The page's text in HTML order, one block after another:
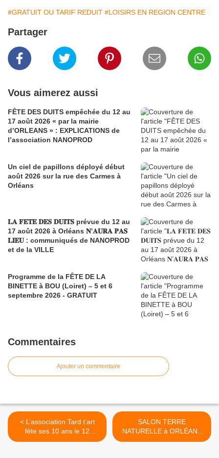
#GRATUIT OU TARIF REDUIT #LOISIRS EN REGION CENTRE
Partager
Vous aimerez aussi
FÊTE DES DUITS empêchée du 12 au
17 août 2026 « par la mairie
d’ORLEANS » : EXPLICATIONS de
l’association NANOPROD
Un ciel de papillons déployé début
août 2026 sur la rue des Carmes à
Orléans
𝐋𝐀 𝐅𝐄𝐓𝐄 𝐃𝐄𝐒 𝐃𝐔𝐈𝐓𝐒 prévue du 12 au
17 août 2026 à Orléans 𝐍’𝐀𝐔𝐑𝐀 𝐏𝐀𝐒
𝐋𝐈𝐄𝐔 : communiqués de NANOPROD
et de la VILLE
Programme de la FÊTE DE LA
BINETTE à BOU (Loiret) – 5 et 6
septembre 2026 - GRATUIT
Commentaires
Ajouter un commentaire
< L’association Tard t’art
fête ses 10 ans le 12
octobre 2019 à partir de
SALON TERRE
NATURELLE à ORLÉANS
Aire Chapit’O : bien être,